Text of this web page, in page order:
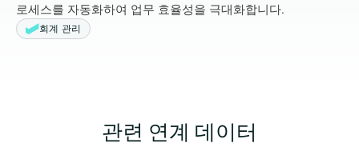
회계 관리
로세스를 자동화하여 업무 효율성을 극대화합니다.
관련 연계 데이터